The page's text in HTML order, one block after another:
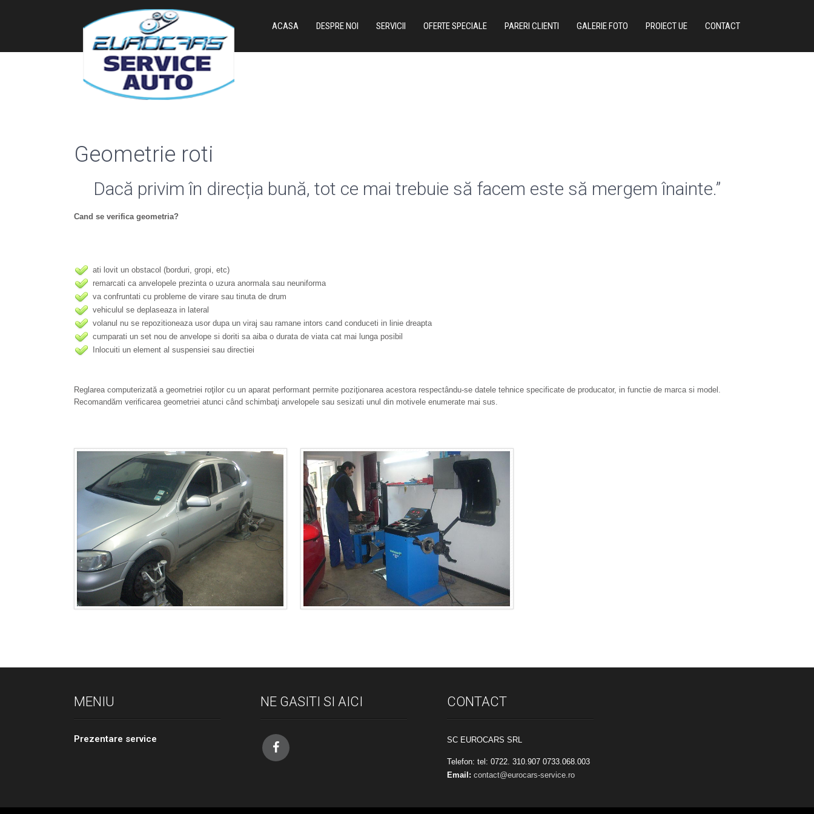
ACASA DESPRE NOI SERVICII OFERTE SPECIALE PARERI CLIENTI GALERIE FOTO PROIECT UE CONTACT
Geometrie roti
Dacă privim în direcția bună, tot ce mai trebuie să facem este să mergem înainte.”
Cand se verifica geometria?
ati lovit un obstacol (borduri, gropi, etc)
remarcati ca anvelopele prezinta o uzura anormala sau neuniforma
va confruntati cu probleme de virare sau tinuta de drum
vehiculul se deplaseaza in lateral
volanul nu se repozitioneaza usor dupa un viraj sau ramane intors cand conduceti in linie dreapta
cumparati un set nou de anvelope si doriti sa aiba o durata de viata cat mai lunga posibil
Inlocuiti un element al suspensiei sau directiei
Reglarea computerizată a geometriei roţilor cu un aparat performant permite poziţionarea acestora respectându-se datele tehnice specificate de producator, in functie de marca si model.
Recomandăm verificarea geometriei atunci când schimbaţi anvelopele sau sesizati unul din motivele enumerate mai sus.
MENIU
Prezentare service
NE GASITI SI AICI CONTACT
SC EUROCARS SRL
Telefon: tel: 0722. 310.907 0733.068.003
Email: contact@eurocars-service.ro